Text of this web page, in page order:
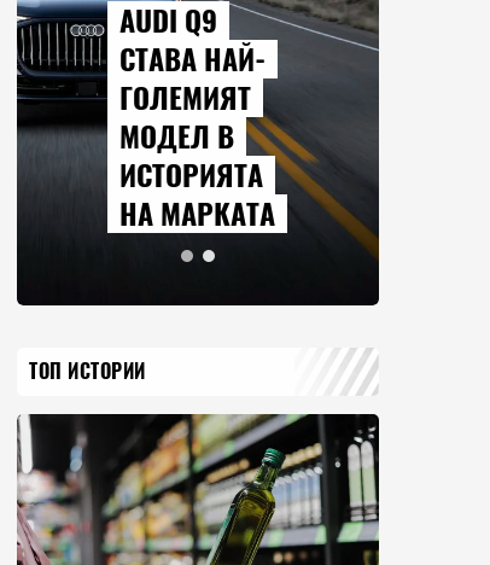
СЕРИАЛИТЕ,
КОИТО ЩЕ
ГЛЕДАМЕ
ПРЕЗ
АВГУСТ
2026 Г.
ТОП ИСТОРИИ